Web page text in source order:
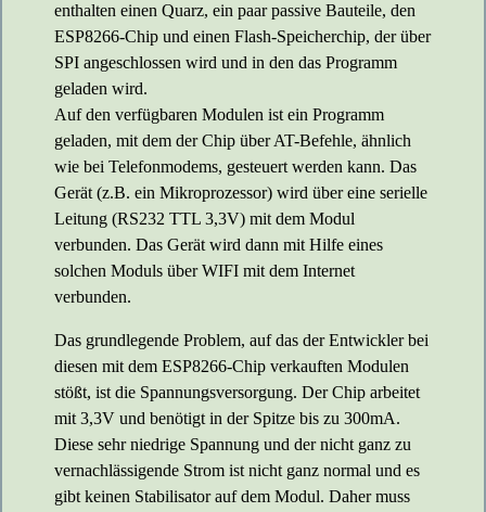
enthalten einen Quarz, ein paar passive Bauteile, den
ESP8266-Chip und einen Flash-Speicherchip, der über
SPI angeschlossen wird und in den das Programm
geladen wird.
Auf den verfügbaren Modulen ist ein Programm
geladen, mit dem der Chip über AT-Befehle, ähnlich
wie bei Telefonmodems, gesteuert werden kann. Das
Gerät (z.B. ein Mikroprozessor) wird über eine serielle
Leitung (RS232 TTL 3,3V) mit dem Modul
verbunden. Das Gerät wird dann mit Hilfe eines
solchen Moduls über WIFI mit dem Internet
verbunden.
Das grundlegende Problem, auf das der Entwickler bei
diesen mit dem ESP8266-Chip verkauften Modulen
stößt, ist die Spannungsversorgung. Der Chip arbeitet
mit 3,3V und benötigt in der Spitze bis zu 300mA.
Diese sehr niedrige Spannung und der nicht ganz zu
vernachlässigende Strom ist nicht ganz normal und es
gibt keinen Stabilisator auf dem Modul. Daher muss